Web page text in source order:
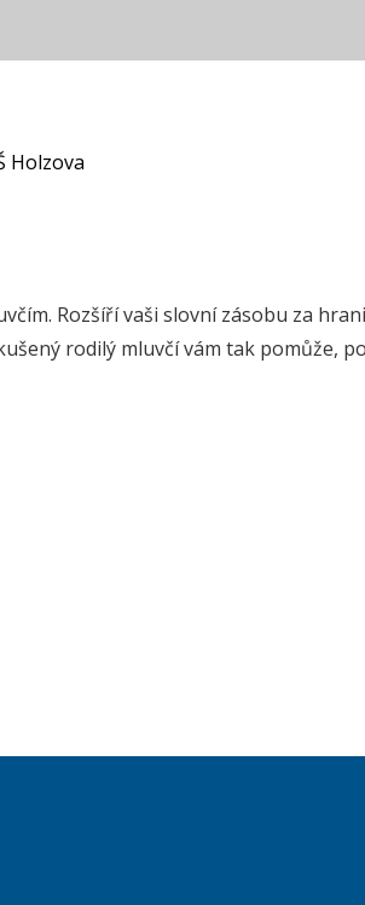
Holzova
Rozšíří vaši slovní zásobu za
rodilý mluvčí vám tak pomůže,